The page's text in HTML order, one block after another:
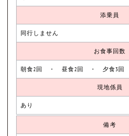
添乗員
同行しません
お食事回数
朝食2回 ・ 昼食2回 ・ 夕食3回
現地係員
あり
備考